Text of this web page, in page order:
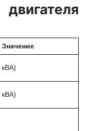
Значение
кВА)
кВА)